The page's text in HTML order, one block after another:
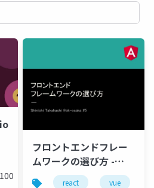
フロントエンドフレー
ムワークの選び方 -
20170320
react vue